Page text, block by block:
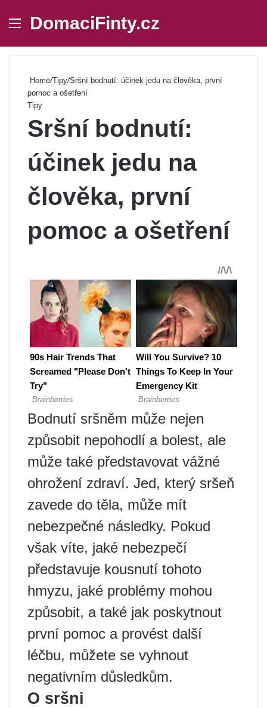
Menu
DomaciFinty.cz
Home/Tipy/Sršní bodnutí: účinek jedu na člověka, první
pomoc a ošetření
Tipy
Sršní bodnutí:
účinek jedu na
člověka, první
pomoc a ošetření
Bodnutí sršněm může nejen
způsobit nepohodlí a bolest, ale
může také představovat vážné
ohrožení zdraví. Jed, který sršeň
zavede do těla, může mít
nebezpečné následky. Pokud
však víte, jaké nebezpečí
představuje kousnutí tohoto
hmyzu, jaké problémy mohou
způsobit, a také jak poskytnout
první pomoc a provést další
léčbu, můžete se vyhnout
negativním důsledkům.
O sršni